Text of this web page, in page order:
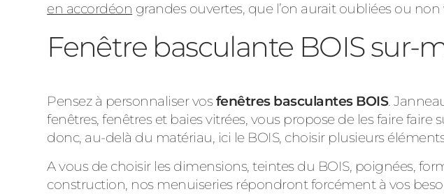
en accordéon grandes ouvertes, que l’on aurait oubliées ou non
Fenêtre basculante BOIS sur-
Pensez à personnaliser vosfenêtres basculantes BOIS.
fenêtres, fenêtres et baies vitrées, vous propose de les faire
donc, au-delà du matériau, ici le BOIS, choisir plusieurs
A vous de choisir les dimensions, teintes du BOIS, poignées,
construction, nos menuiseries répondront forcément à vos